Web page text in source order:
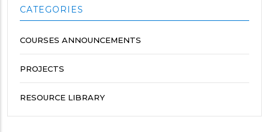
CATEGORIES
COURSES ANNOUNCEMENTS
PROJECTS
RESOURCE LIBRARY